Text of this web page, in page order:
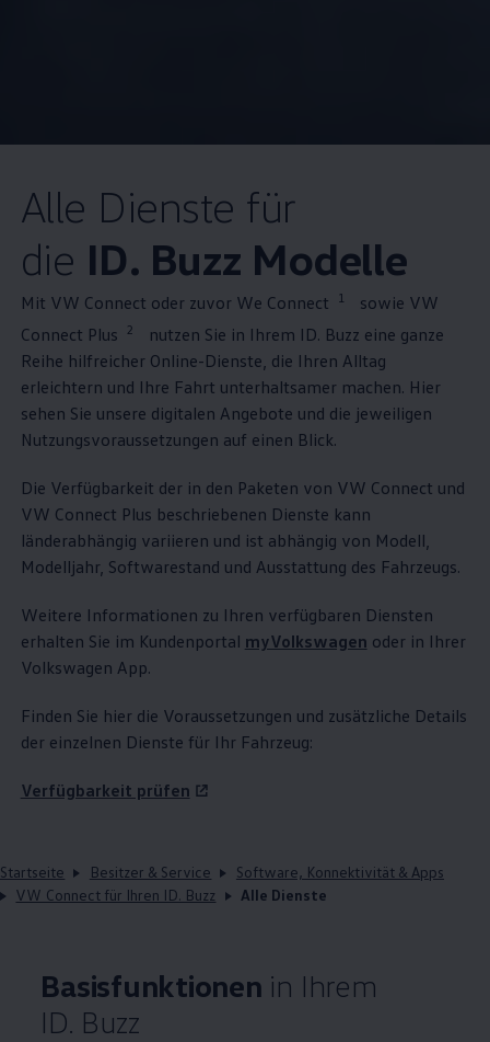
Alle Dienste für
die ID. Buzz Modelle
Mit VW Connect oder zuvor We Connect 1
sowie VW
Connect Plus
2 nutzen Sie in Ihrem ID. Buzz eine ganze
Reihe hilfreicher Online-Dienste, die Ihren Alltag
erleichtern und Ihre Fahrt unterhaltsamer machen. Hier
sehen Sie unsere digitalen Angebote und die jeweiligen
Nutzungsvoraussetzungen auf einen Blick.
Die Verfügbarkeit der in den Paketen von VW Connect und
VW Connect Plus beschriebenen Dienste kann
länderabhängig variieren und ist abhängig von Modell,
Modelljahr, Softwarestand und Ausstattung des Fahrzeugs.
Weitere Informationen zu Ihren verfügbaren Diensten
erhalten Sie im Kundenportal myVolkswagen oder in Ihrer
Volkswagen App.
Finden Sie hier die Voraussetzungen und zusätzliche Details
der einzelnen Dienste für Ihr Fahrzeug:
Verfügbarkeit prüfen
Startseite Besitzer & Service
Software, Konnektivität & Apps
VW Connect für Ihren ID. Buzz
Alle Dienste
Basisfunktionen in Ihrem
ID. Buzz